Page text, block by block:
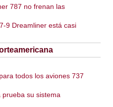
787 no frenan las
9 Dreamliner está casi
todos los aviones 737
su sistema